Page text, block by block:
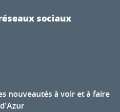
sociaux
nouveautés à voir et à faire